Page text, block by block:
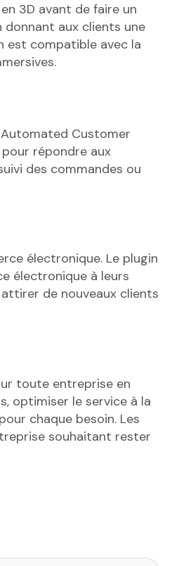
3D avant de faire un
donnant aux clients une
est compatible avec la
Customer
répondre aux
des commandes ou
électronique. Le plugin
électronique à leurs
de nouveaux clients
toute entreprise en
optimiser le service à la
chaque besoin. Les
souhaitant rester